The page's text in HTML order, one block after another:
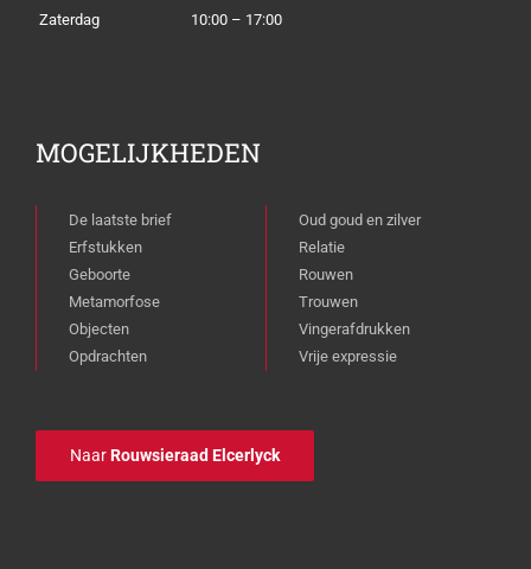
Zaterdag
10:00 – 17:00
MOGELIJKHEDEN
De laatste brief
Erfstukken
Geboorte
Metamorfose
Objecten
Opdrachten
Oud goud en zilver
Relatie
Rouwen
Trouwen
Vingerafdrukken
Vrije expressie
NaarRouwsieraad Elcerlyck